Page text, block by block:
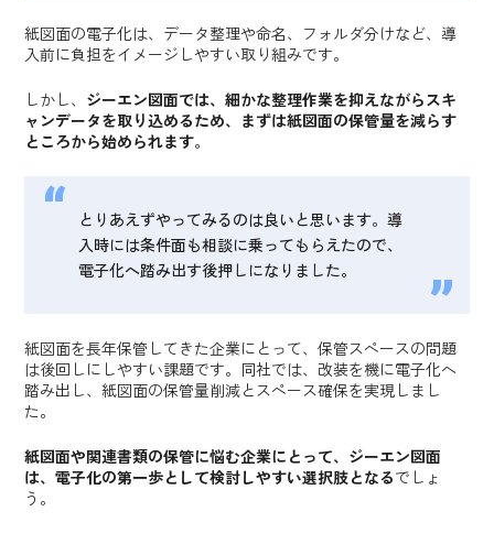
紙図面の電子化は、データ整理や命名、フォルダ分けなど、導
入前に負担をイメージしやすい取り組みです。
しかし、 ジーエン図面では、細かな整理作業を抑えながらスキ
ャンデータを取り込めるため、まずは紙図面の保管量を減らす
ところから始められます。
とりあえずやってみるのは良いと思います。導
入時には条件面も相談に乗ってもらえたので、
電子化へ踏み出す後押しになりました。
紙図面を長年保管してきた企業にとって、保管スペースの問題
は後回しにしやすい課題です。同社では、改装を機に電子化へ
踏み出し、紙図面の保管量削減とスペース確保を実現しまし
た。
紙図面や関連書類の保管に悩む企業にとって、ジーエン図面
は、電子化の第一歩として検討しやすい選択肢となるでしょ
う。